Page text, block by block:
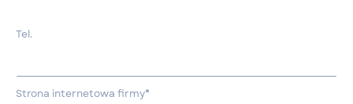
Tel.
Strona internetowa firmy*